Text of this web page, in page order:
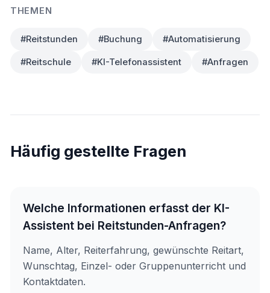
THEMEN
#Reitstunden #Buchung #Automatisierung
#Reitschule #KI-Telefonassistent #Anfragen
Häufig gestellte Fragen
Welche Informationen erfasst der KI-
Assistent bei Reitstunden-Anfragen?
Name, Alter, Reiterfahrung, gewünschte Reitart,
Wunschtag, Einzel- oder Gruppenunterricht und
Kontaktdaten.